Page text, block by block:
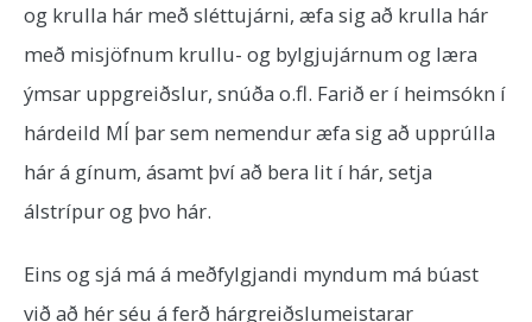
og krulla hár með sléttujárni, æfa sig að krulla hár
með misjöfnum krullu- og bylgjujárnum og læra
ýmsar uppgreiðslur, snúða o.fl. Farið er í heimsókn í
hárdeild MÍ þar sem nemendur æfa sig að upprúlla
hár á gínum, ásamt því að bera lit í hár, setja
álstrípur og þvo hár.
Eins og sjá má á meðfylgjandi myndum má búast
við að hér séu á ferð hárgreiðslumeistarar